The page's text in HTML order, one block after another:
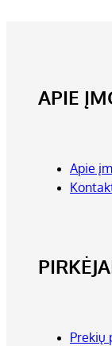
APIE
Apie
Prekių